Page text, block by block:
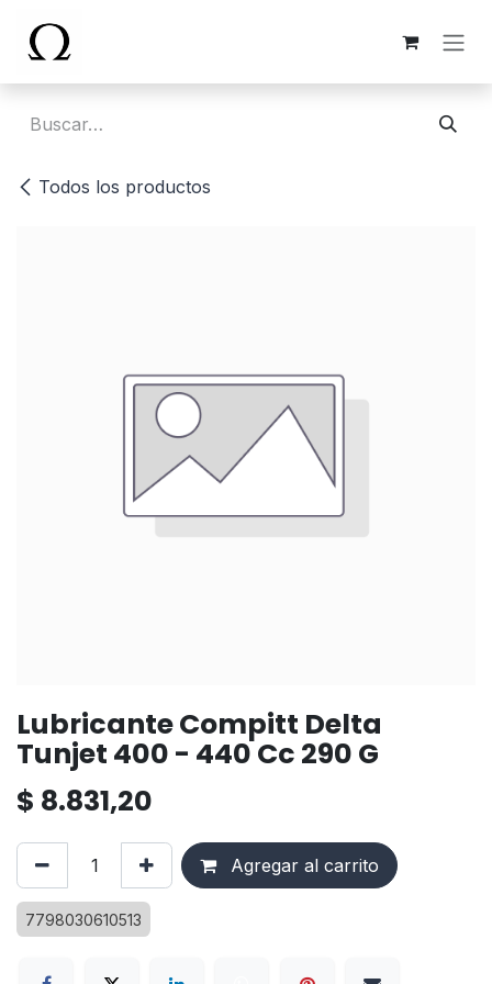
Todos los productos
Lubricante Compitt Delta
Tunjet 400 - 440 Cc 290 G
$ 8.831,20
Agregar al carrito
7798030610513